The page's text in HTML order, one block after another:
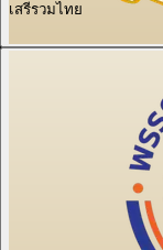
เสรีรวมไทย